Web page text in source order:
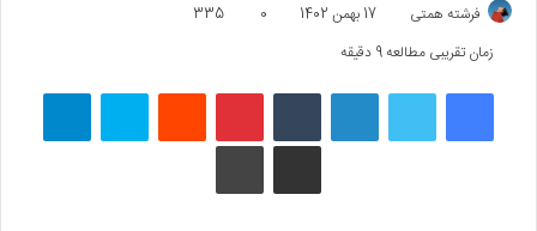
فرشته همتی 17 بهمن 1402 0
335
زمان تقریبی مطالعه 9 دقیقه
فیسبوک لینکداین پینتریست اسکایپ
چاپ